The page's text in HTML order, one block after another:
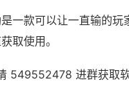
一款可以让一直输的玩
取使用。
549552478 进群获取